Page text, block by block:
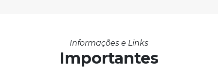
Informações e Links
Importantes